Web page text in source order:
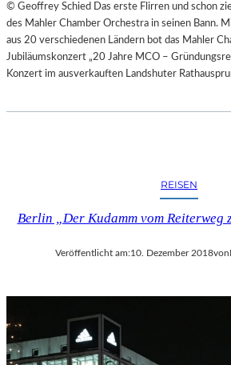
© Geoffrey Schied Das erste Flirren und schon
des Mahler Chamber Orchestra in seinen Bann.
aus 20 verschiedenen Ländern bot das Mahler
Jubiläumskonzert „20 Jahre MCO –
Konzert im ausverkauften Landshuter
REISEN
Berlin „Der Kudamm vom Reiterweg
Veröffentlicht am:10. Dezember 2018von